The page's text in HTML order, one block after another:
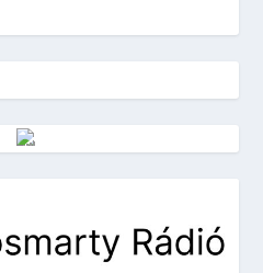
Vörösmarty Rádió